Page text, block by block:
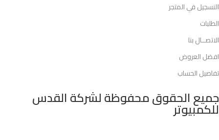
التسجيل في المتجر
الطلبات
الاتصــال بنا
افضل العروض
تفاصيل الحساب
جميع الحقوق محفوظة لشركة القدس
للكمبيوتر